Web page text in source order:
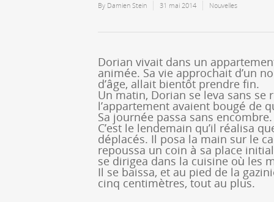
By Damien Stein 31 mai 2014 Nouvelles
Dorian vivait dans un
animée. Sa vie approchait d’un
d’âge, allait bientôt prendre fin.
Un matin, Dorian se leva sans
l’appartement avaient bougé de
Sa journée passa sans encombre.
C’est le lendemain qu’il réalisa
déplacés. Il posa la main sur le
repoussa un coin à sa place
se dirigea dans la cuisine où les
Il se baissa, et au pied de la
cinq centimètres, tout au plus.